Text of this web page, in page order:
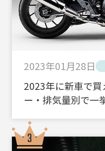
2023年01月28日
2023年に新車で買
ー・排気量別で一